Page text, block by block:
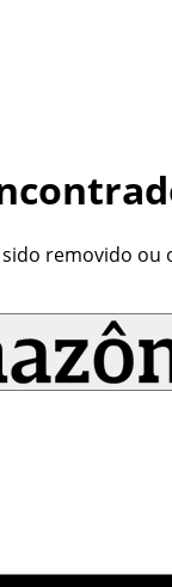
removido ou